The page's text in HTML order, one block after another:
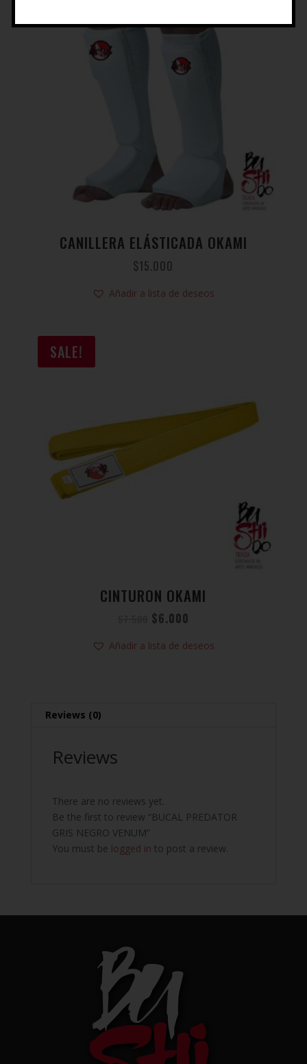
CANILLERA ELÁSTICADA OKAMI
$15.000
Añadir a lista de deseos
SALE!
CINTURON OKAMI
$6.000
Añadir a lista de deseos
Reviews (0)
Reviews
There are no reviews yet.
Be the first to review “BUCAL PREDATOR
GRIS NEGRO VENUM”
You must be logged in to post a review.